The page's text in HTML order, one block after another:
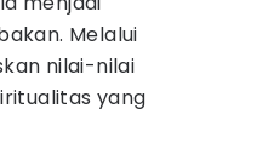
Melalui
nilai-nilai
yang